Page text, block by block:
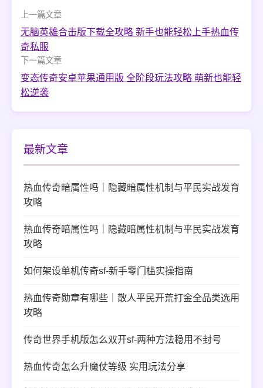
上一篇文章
无脑英雄合击版下载全攻略 新手也能轻松上手热血传
奇私服
下一篇文章
变态传奇安卓苹果通用版 全阶段玩法攻略 萌新也能轻
松逆袭
最新文章
热血传奇暗属性吗｜隐藏暗属性机制与平民实战发育
攻略
热血传奇暗属性吗｜隐藏暗属性机制与平民实战发育
攻略
如何架设单机传奇sf-新手零门槛实操指南
热血传奇勋章有哪些｜散人平民开荒打金全品类选用
攻略
传奇世界手机版怎么双开sf-两种方法稳用不封号
热血传奇怎么升魔仗等级 实用玩法分享